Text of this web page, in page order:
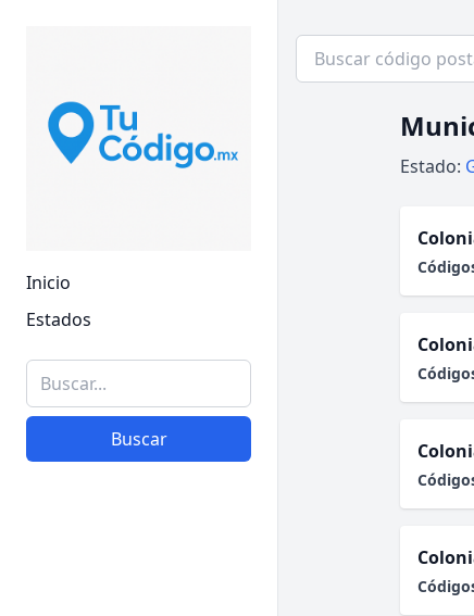
Inicio
Estados
Buscar
Estado: